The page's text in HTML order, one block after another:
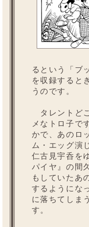
るという「ブ
を収録すると
うのです。
タレントど
メなトロ子で
かで、あのロ
ム・エッグ演
仁古見宇呑を
パイヤ』の間
もしていたあ
するようにな
に落ちてしま
す。